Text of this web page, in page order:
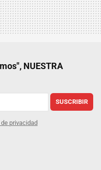
NUESTRA
SUSCRIBIR
privacidad